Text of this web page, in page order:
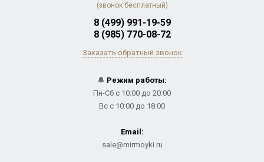
(звонок бесплатный)
8 (499) 991-19-59
8 (985) 770-08-72
Заказать обратный звонок
🔔 Режим работы:
Пн-Сб с 10:00 до 20:00
Вс с 10:00 до 18:00
Email:
sale@mirmoyki.ru